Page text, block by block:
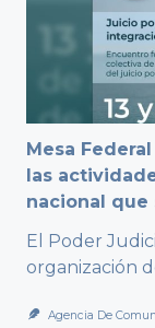
Mesa
las
nacional que
El Poder
organización
Agencia De